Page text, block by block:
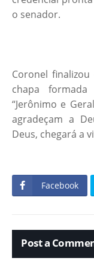
o senador.
Coronel
chapa
“Jerônimo e
agradeçam a
Deus, chegará a
Facebook
Post a